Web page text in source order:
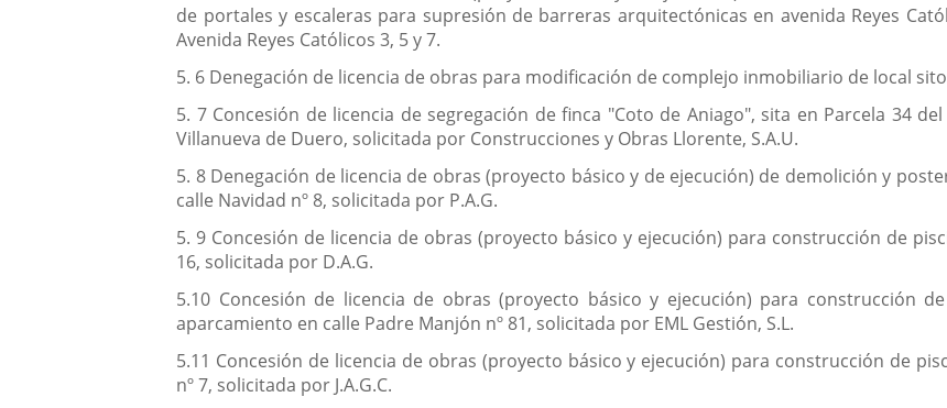
de portales y escaleras para supresión de barreras arquitectónicas en avenida Reyes
Avenida Reyes Católicos 3, 5 y 7.
5. 6 Denegación de licencia de obras para modificación de complejo inmobiliario de local
5. 7 Concesión de licencia de segregación de finca "Coto de Aniago", sita en Parcela 34
Villanueva de Duero, solicitada por Construcciones y Obras Llorente, S.A.U.
5. 8 Denegación de licencia de obras (proyecto básico y de ejecución) de demolición y
calle Navidad nº 8, solicitada por P.A.G.
5. 9 Concesión de licencia de obras (proyecto básico y ejecución) para construcción de
16, solicitada por D.A.G.
5.10 Concesión de licencia de obras (proyecto básico y ejecución) para construcción
aparcamiento en calle Padre Manjón nº 81, solicitada por EML Gestión, S.L.
5.11 Concesión de licencia de obras (proyecto básico y ejecución) para construcción de
nº 7, solicitada por J.A.G.C.